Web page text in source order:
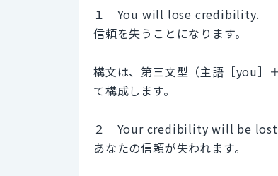
１ You will lose credibility.
信頼を失うことになります。
構文は、第三文型（主語［you
て構成します。
２ Your credibility will be
あなたの信頼が失われます。